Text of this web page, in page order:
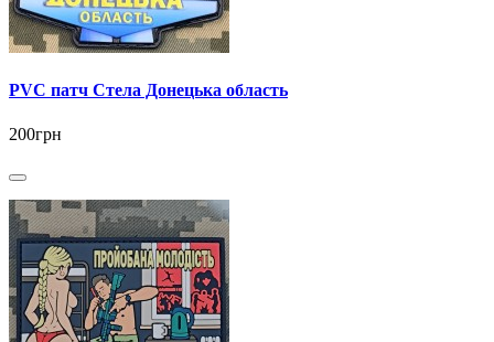
PVC патч Стела Донецька область
200грн